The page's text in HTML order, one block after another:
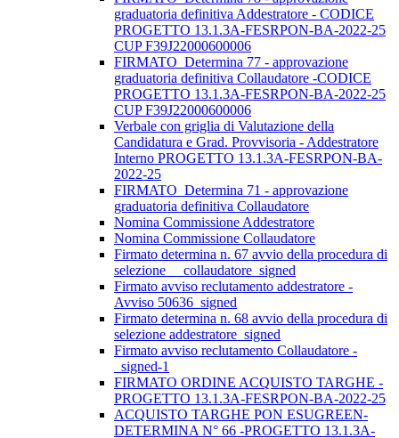
graduatoria definitiva Addestratore - CODICE
PROGETTO 13.1.3A-FESRPON-BA-2022-25
CUP F39J22000600006
FIRMATO_Determina 77 - approvazione
graduatoria definitiva Collaudatore -CODICE
PROGETTO 13.1.3A-FESRPON-BA-2022-25
CUP F39J22000600006
Verbale con griglia di Valutazione della
Candidatura e Grad. Provvisoria - Addestratore
Interno PROGETTO 13.1.3A-FESRPON-BA-
2022-25
FIRMATO_Determina 71 - approvazione
graduatoria definitiva Collaudatore
Nomina Commissione Addestratore
Nomina Commissione Collaudatore
Firmato determina n. 67 avvio della procedura di
selezione__ collaudatore_signed
Firmato avviso reclutamento addestratore -
Avviso 50636_signed
Firmato determina n. 68 avvio della procedura di
selezione addestratore_signed
Firmato avviso reclutamento Collaudatore -
_signed-1
FIRMATO ORDINE ACQUISTO TARGHE -
PROGETTO 13.1.3A-FESRPON-BA-2022-25
ACQUISTO TARGHE PON ESUGREEN-
DETERMINA N° 66 -PROGETTO 13.1.3A-